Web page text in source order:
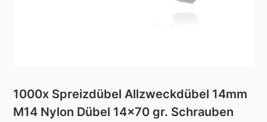
1000x Spreizdübel Allzweckdübel 14mm
M14 Nylon Dübel 14×70 gr. Schrauben